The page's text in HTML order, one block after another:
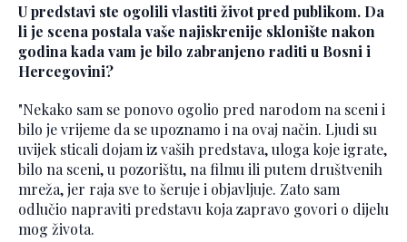
U predstavi ste ogolili vlastiti život pred publikom. Da
li je scena postala vaše najiskrenije sklonište nakon
godina kada vam je bilo zabranjeno raditi u Bosni i
Hercegovini?
"Nekako sam se ponovo ogolio pred narodom na sceni i
bilo je vrijeme da se upoznamo i na ovaj način. Ljudi su
uvijek sticali dojam iz vaših predstava, uloga koje igrate,
bilo na sceni, u pozorištu, na filmu ili putem društvenih
mreža, jer raja sve to šeruje i objavljuje. Zato sam
odlučio napraviti predstavu koja zapravo govori o dijelu
mog života.